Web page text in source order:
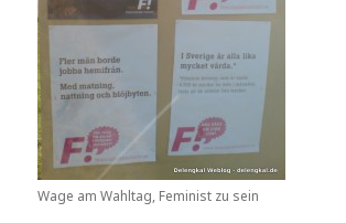
Wage am Wahltag, Feminist zu sein